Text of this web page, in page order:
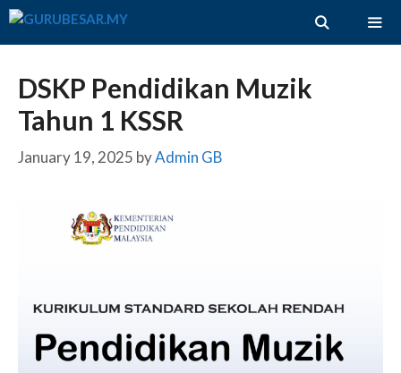
Skip
DSKP Pendidikan Muzik
Tahun 1 KSSR
January 19, 2025 byAdmin GB